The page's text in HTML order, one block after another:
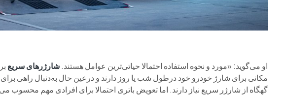
او می‌گوید: «مورد و نحوه استفاده احتمالا حیاتی‌ترین عوامل هستند. شارژرهای سریع
مکانی برای شارژ خودرو خود درطول شب یا روز دارند و درعین حال به‌دنبال راهی برای
گهگاه از شارژر سریع نیاز دارند. اما تعویض باتری احتمالا برای افرادی مهم محسوب